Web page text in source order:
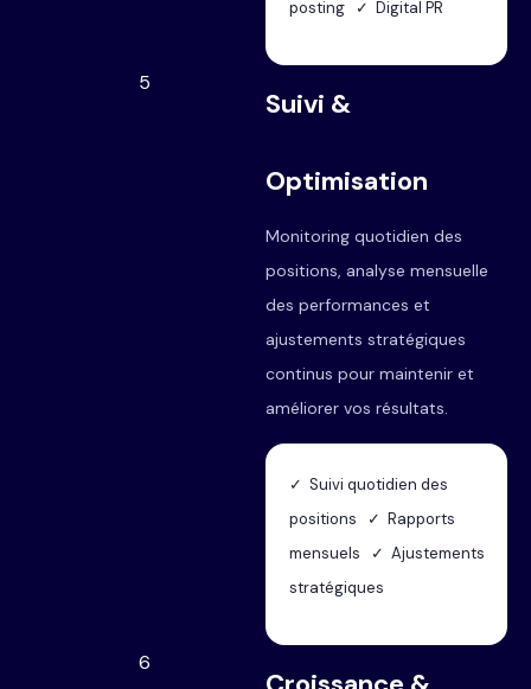
posting ✓ Digital PR
5
Suivi &
Optimisation
Monitoring quotidien des
positions, analyse mensuelle
des performances et
ajustements stratégiques
continus pour maintenir et
améliorer vos résultats.
✓ Suivi quotidien des
positions ✓ Rapports
mensuels ✓ Ajustements
stratégiques
6